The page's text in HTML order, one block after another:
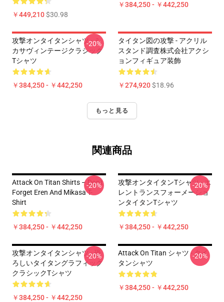
￥449,210$30.98
￥384,250 - ￥442,250
攻撃オンタイタンシャツ - ミ
カサヴィンテージクラシック
Tシャツ
￥384,250 - ￥442,250
-20%
タイタン図の攻撃 - アクリル
スタンド調査株式会社アクシ
ョンフィギュア装飾
￥274,920$18.96
もっと見る
関連商品
Attack On Titan Shirts – Don't
Forget Eren And Mikasa T-
Shirt
￥384,250 - ￥442,250
-20%
攻撃オンタイタンTシャツ - エ
レントランスフォーメーショ
ンタイタンTシャツ
￥384,250 - ￥442,250
-20%
攻撃オンタイタンシャツ - 恐
ろしいタイタングラフィック
クラシックTシャツ
￥384,250 - ￥442,250
-20%
Attack On Titan シャツ - タイ
タンシャツ
￥384,250 - ￥442,250
-20%